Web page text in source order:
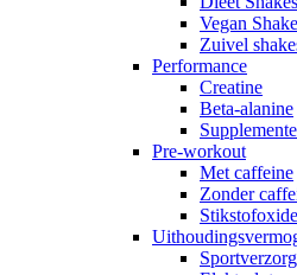
Vegan
Zuivel
Performance
Creatine
Beta-alanine
Pre-workout
Met caffeine
Zonder
Stikstofoxide